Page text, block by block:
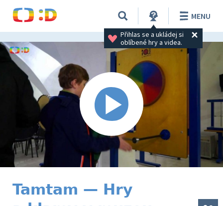
Přihlas se a ukládej si
oblíbené hry a videa.
MENU
Tamtam — Hry